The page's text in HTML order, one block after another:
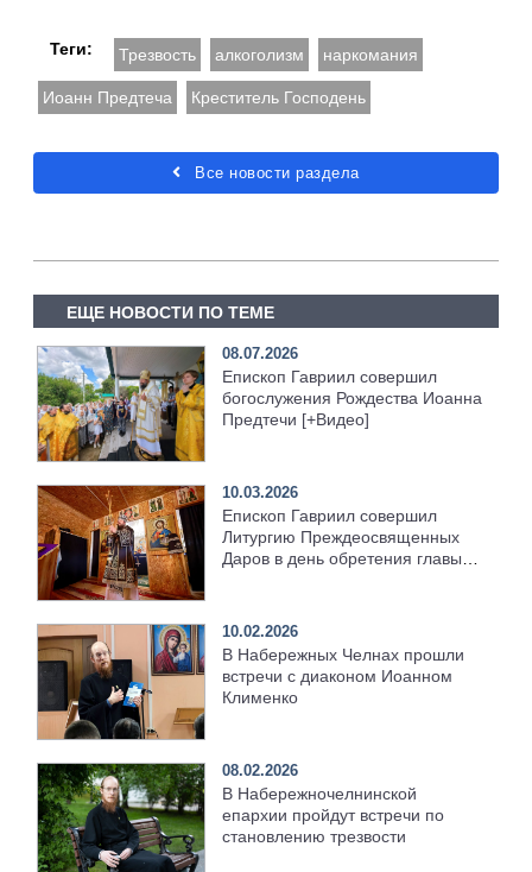
Теги: Трезвость алкоголизм наркомания
Иоанн Предтеча Креститель Господень
Все новости раздела
ЕЩЕ НОВОСТИ ПО ТЕМЕ
08.07.2026
Епископ Гавриил совершил
богослужения Рождества Иоанна
Предтечи [+Видео]
10.03.2026
Епископ Гавриил совершил
Литургию Преждеосвященных
Даров в день обретения главы
10.02.2026
В Набережных Челнах прошли
встречи с диаконом Иоанном
Клименко
08.02.2026
В Набережночелнинской
епархии пройдут встречи по
становлению трезвости